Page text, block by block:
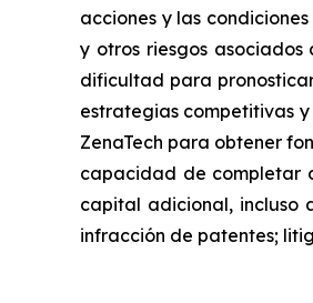
acciones y las
y otros riesgos
dificultad para
estrategias competitivas
ZenaTech para obtener
capacidad de completar
capital adicional, incluso
infracción de patentes;